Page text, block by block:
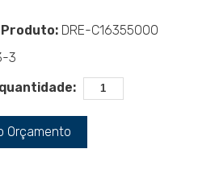
DRE-C16355000
3
Orçamento